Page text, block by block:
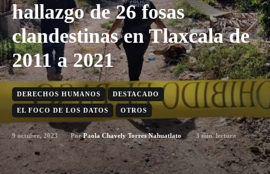
hallazgo de 26 fosas
clandestinas en Tlaxcala de
2011 a 2021
DERECHOS HUMANOS DESTACADO
EL FOCO DE LOS DATOS OTROS
9 octubre, 2023 Por Paola Chavely Torres Nahuatlato 3 min. lectura